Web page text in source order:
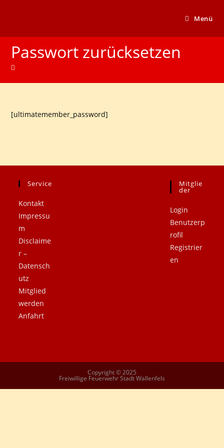
Menü
Passwort zurücksetzen
[ultimatemember_password]
Service
Kontakt
Impressu
m
Disclaime
r –
Datensch
utz
Mitglied
werden
Anfahrt
Mitglie
Der
Login
Benutzerp
rofil
Registrier
en
Copyright © 2025
Freiwillige Feuerwehr Stadt Wallenfels